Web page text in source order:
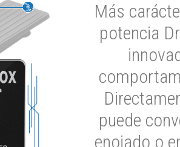
Más
potencia
puede
enojado o